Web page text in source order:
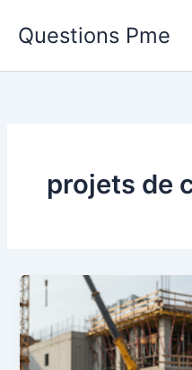
Questions Pme
projets de